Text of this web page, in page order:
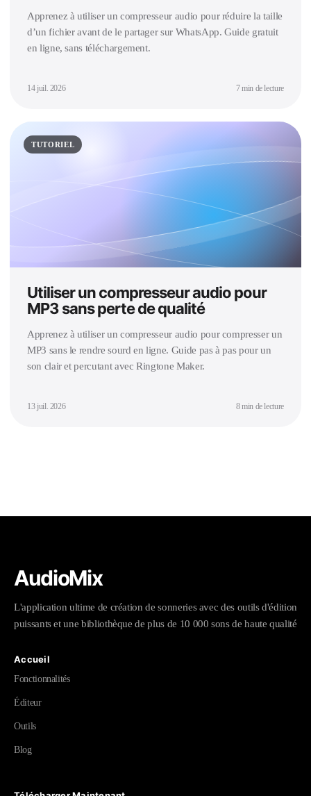
Apprenez à utiliser un compresseur audio pour réduire la taille
d’un fichier avant de le partager sur WhatsApp. Guide gratuit
en ligne, sans téléchargement.
14 juil. 2026 7 min de lecture
TUTORIEL
Utiliser un compresseur audio pour
MP3 sans perte de qualité
Apprenez à utiliser un compresseur audio pour compresser un
MP3 sans le rendre sourd en ligne. Guide pas à pas pour un
son clair et percutant avec Ringtone Maker.
13 juil. 2026 8 min de lecture
AudioMix
L'application ultime de création de sonneries avec des outils d'édition
puissants et une bibliothèque de plus de 10 000 sons de haute qualité
Accueil
Fonctionnalités
Éditeur
Outils
Blog